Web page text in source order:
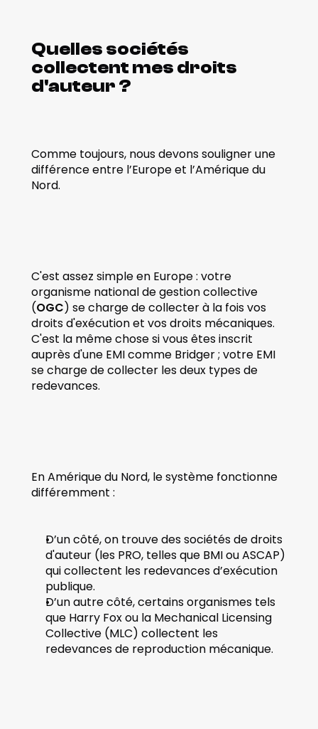
Quelles sociétés
collectent mes droits
d'auteur ?
Comme toujours, nous devons souligner une
différence entre l’Europe et l’Amérique du
Nord.
C'est assez simple en Europe : votre
organisme national de gestion collective
(OGC) se charge de collecter à la fois vos
droits d'exécution et vos droits mécaniques.
C'est la même chose si vous êtes inscrit
auprès d'une EMI comme Bridger ; votre EMI
se charge de collecter les deux types de
redevances.
En Amérique du Nord, le système fonctionne
différemment :
D’un côté, on trouve des sociétés de droits
d'auteur (les PRO, telles que BMI ou ASCAP)
qui collectent les redevances d’exécution
publique.
D’un autre côté, certains organismes tels
que Harry Fox ou la Mechanical Licensing
Collective (MLC) collectent les
redevances de reproduction mécanique.